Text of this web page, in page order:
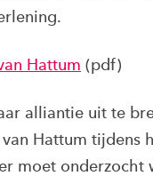
Hattum (pdf)
alliantie uit te
Hattum tijdens
moet onderzocht